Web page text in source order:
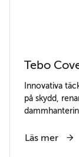
Tebo
Innovativa
på skydd,
Läs mer